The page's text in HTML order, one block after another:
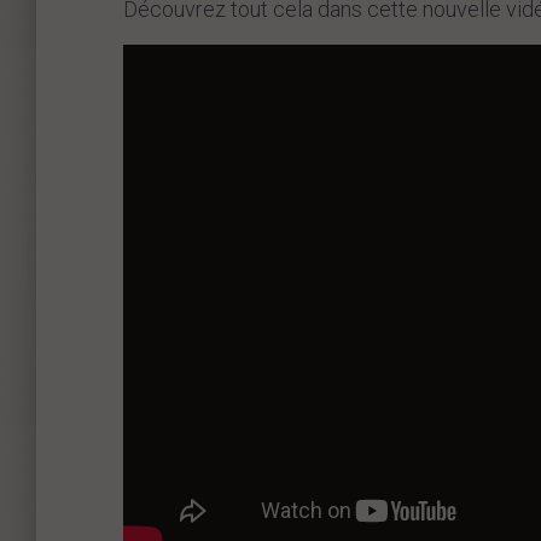
Découvrez tout cela dans cette nouvelle